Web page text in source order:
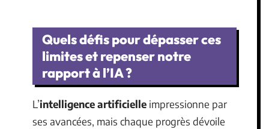
Quels défis pour dépasser ces
limites et repenser notre
rapport à l’IA ?
L’intelligence artificielle impressionne par
ses avancées, mais chaque progrès dévoile